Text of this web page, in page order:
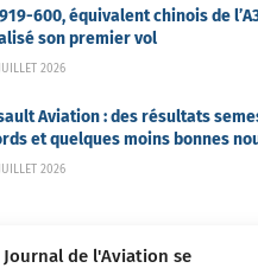
Journal de l'Aviation se
600, équivalent chinois de
son premier vol
2026
Aviation : des résultats
et quelques moins bonnes
2026